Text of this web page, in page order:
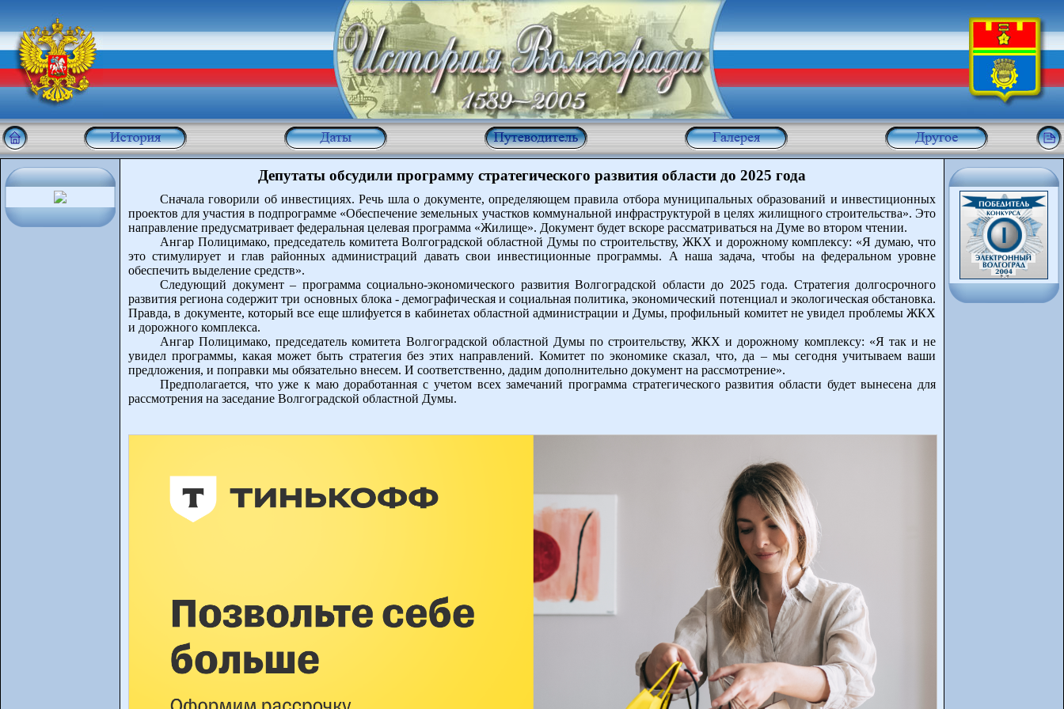
Депутаты обсудили программу стратегического развития области до 2025 года
Сначала говорили об инвестициях. Речь шла о документе, определяющем правила отбора муниципальных образований и инвестиционных
проектов для участия в подпрограмме «Обеспечение земельных участков коммунальной инфраструктурой в целях жилищного строительства». Это
направление предусматривает федеральная целевая программа «Жилище». Документ будет вскоре рассматриваться на Думе во втором чтении.
Ангар Полицимако, председатель комитета Волгоградской областной Думы по строительству, ЖКХ и дорожному комплексу: «Я думаю, что
это стимулирует и глав районных администраций давать свои инвестиционные программы. А наша задача, чтобы на федеральном уровне
обеспечить выделение средств».
Следующий документ – программа социально-экономического развития Волгоградской области до 2025 года. Стратегия долгосрочного
развития региона содержит три основных блока - демографическая и социальная политика, экономический потенциал и экологическая обстановка.
Правда, в документе, который все еще шлифуется в кабинетах областной администрации и Думы, профильный комитет не увидел проблемы ЖКХ
и дорожного комплекса.
Ангар Полицимако, председатель комитета Волгоградской областной Думы по строительству, ЖКХ и дорожному комплексу: «Я так и не
увидел программы, какая может быть стратегия без этих направлений. Комитет по экономике сказал, что, да – мы сегодня учитываем ваши
предложения, и поправки мы обязательно внесем. И соответственно, дадим дополнительно документ на рассмотрение».
Предполагается, что уже к маю доработанная с учетом всех замечаний программа стратегического развития области будет вынесена для
рассмотрения на заседание Волгоградской областной Думы.